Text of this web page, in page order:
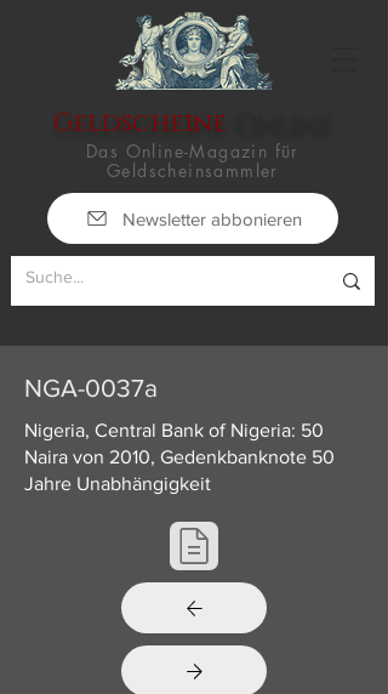
Geldscheine
Das Online-Magazin für
Geldscheinsammler
Newsletter abbonieren
NGA-0037a
Nigeria, Central Bank of Nigeria: 50
Naira von 2010, Gedenkbanknote 50
Jahre Unabhängigkeit